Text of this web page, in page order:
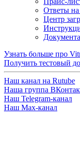
Ответы
Центр
Узнать больше про
Получить тестовый
Наш канал на Rutube
Наша группа
Наш Telegram-канал
Наш Max-канал